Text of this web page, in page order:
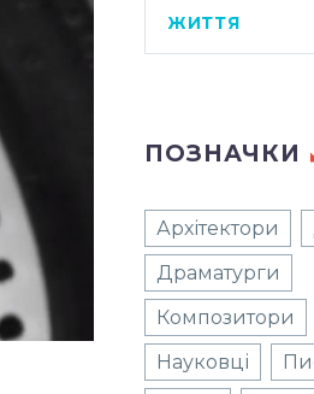
ЖИТТЯ
ПОЗНАЧКИ
Архітектори
Драматурги
Композитори
Науковці